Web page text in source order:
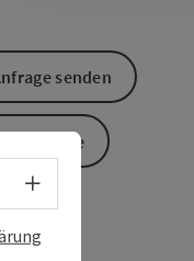
senden
Zur Website
Sprachwahl - Menü